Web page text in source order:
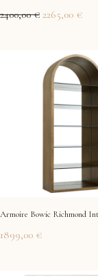
2400,00€ 2265,00 €
Armoire Bowic Richmond
1899,00 €